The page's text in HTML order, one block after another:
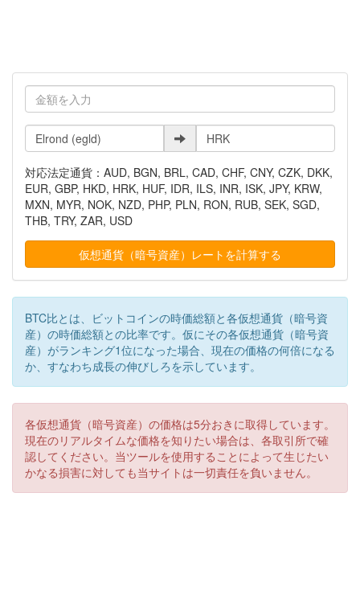
対応法定通貨：AUD, BGN, BRL, CAD, CHF, CNY, CZK, DKK,
EUR, GBP, HKD, HRK, HUF, IDR, ILS, INR, ISK, JPY, KRW,
MXN, MYR, NOK, NZD, PHP, PLN, RON, RUB, SEK, SGD,
THB, TRY, ZAR, USD
BTC比とは、ビットコインの時価総額と各仮想通貨（暗号資
産）の時価総額との比率です。仮にその各仮想通貨（暗号資
産）がランキング1位になった場合、現在の価格の何倍になる
か、すなわち成長の伸びしろを示しています。
各仮想通貨（暗号資産）の価格は5分おきに取得しています。
現在のリアルタイムな価格を知りたい場合は、各取引所で確
認してください。当ツールを使用することによって生じたい
かなる損害に対しても当サイトは一切責任を負いません。